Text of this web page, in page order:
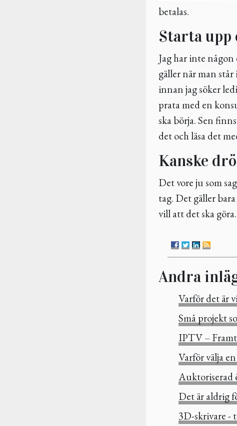
betalas.
Starta upp
Jag har inte
gäller när man
innan jag söker
prata med en
ska börja. Sen
det och läsa det
Kanske
Det vore ju som
tag. Det gäller
vill att det ska göra.
Andra
Varför det är
Små projekt
IPTV –
Varför välja
Auktoriserad
Det är aldrig
3D-skrivare -